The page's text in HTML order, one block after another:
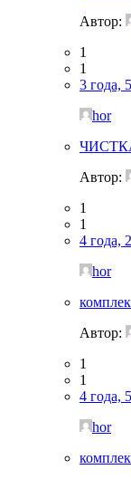
Автор:
1
1
3 года,
hor
Автор:
1
1
4 года,
hor
Автор:
1
1
4 года,
hor